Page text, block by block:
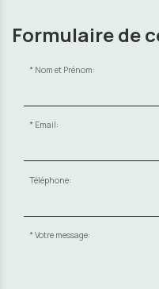
Formulaire de
Nom et Prénom:
Email:
Téléphone:
Votre message: